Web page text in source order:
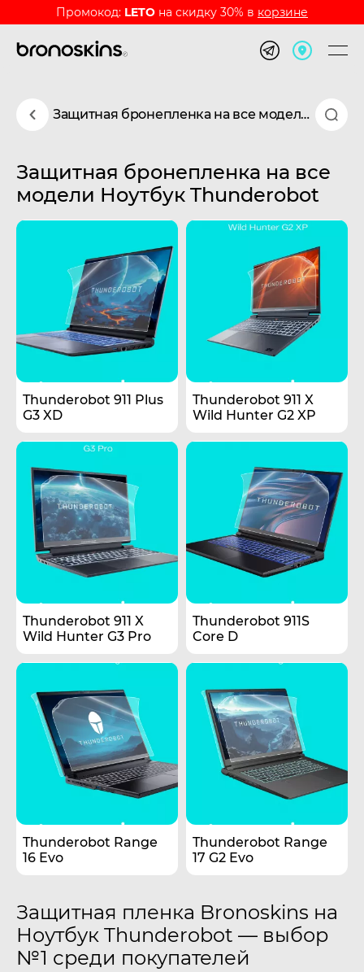
Промокод: LETO на скидку 30% в корзине
Защитная бронепленка на все модели Ноутбук Thunderobot
Защитная бронепленка на все
модели Ноутбук Thunderobot
Thunderobot 911 Plus
G3 XD
Thunderobot 911 X
Wild Hunter G2 XP
Thunderobot 911 X
Wild Hunter G3 Pro
Thunderobot 911S
Core D
Thunderobot Range
16 Evo
Thunderobot Range
17 G2 Evo
Защитная пленка Bronoskins на
Ноутбук Thunderobot — выбор
№1 среди покупателей